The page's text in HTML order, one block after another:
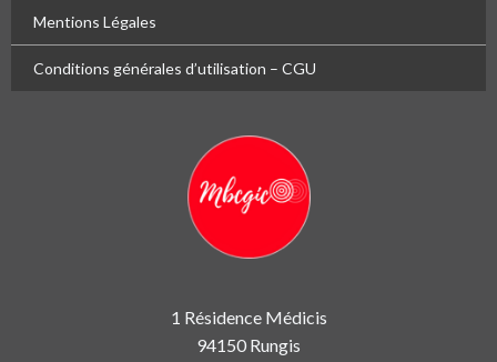
Mentions Légales
Conditions générales d’utilisation – CGU
1 Résidence Médicis
94150 Rungis